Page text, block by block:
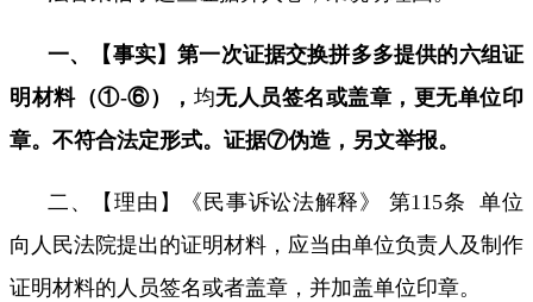
一、【事实】第一次证据交换拼多多提供的六组证
明材料（①-⑥）， 均无人员签名或盖章，更无单位印
章。不符合法定形式。证据⑦伪造，另文举报。
二、【理由】《民事诉讼法解释》 第115条
单位
向人民法院提出的证明材料，应当由单位负责人及制作
证明材料的人员签名或者盖章，并加盖单位印章。